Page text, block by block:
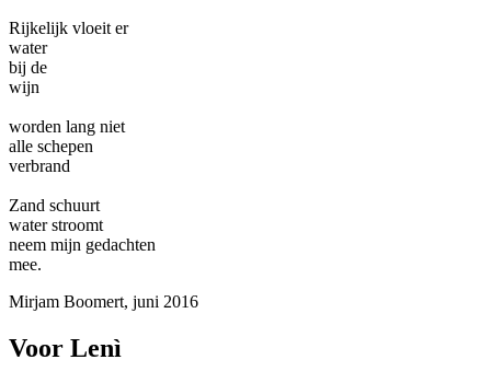
Rijkelijk vloeit er
water
bij de
wijn
worden lang niet
alle schepen
verbrand
Zand schuurt
water stroomt
neem mijn gedachten
mee.
Mirjam Boomert, juni 2016
Voor Lenì